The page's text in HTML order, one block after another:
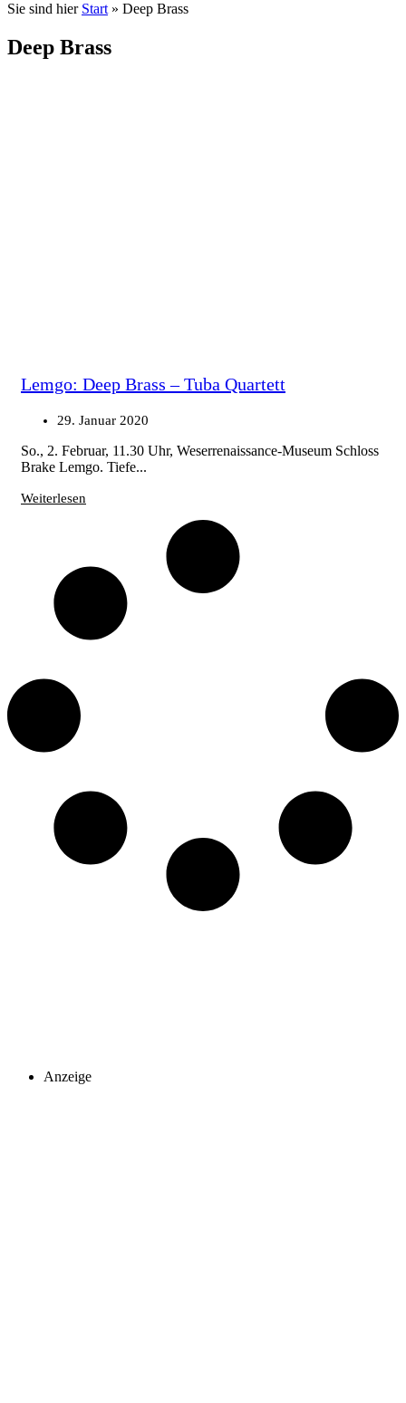
Sie sind hier Start » Deep Brass
Deep Brass
Lemgo: Deep Brass – Tuba Quartett
29. Januar 2020
So., 2. Februar, 11.30 Uhr, Weserrenaissance-Museum Schloss
Brake Lemgo. Tiefe...
Weiterlesen
Anzeige